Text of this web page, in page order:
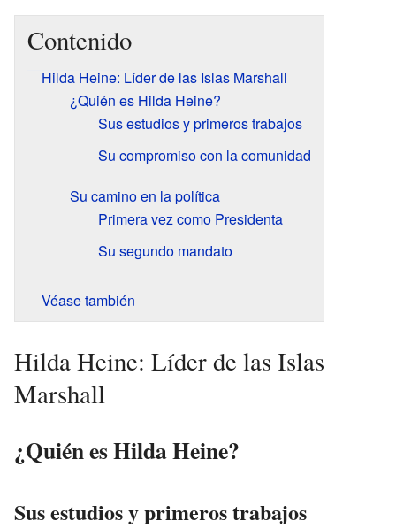
Contenido
Hilda Heine: Líder de las Islas Marshall
¿Quién es Hilda Heine?
Sus estudios y primeros trabajos
Su compromiso con la comunidad
Su camino en la política
Primera vez como Presidenta
Su segundo mandato
Véase también
Hilda Heine: Líder de las Islas
Marshall
¿Quién es Hilda Heine?
Sus estudios y primeros trabajos